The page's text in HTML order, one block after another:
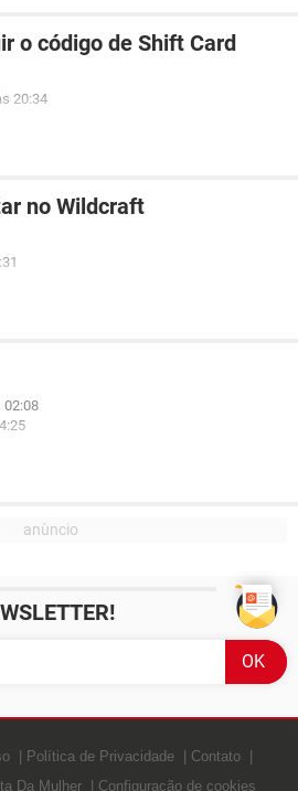
o código de Shift Card
20:34
no Wildcraft
02:08
Política de Privacidade
Contato
Da Mulher Configuração de cookies